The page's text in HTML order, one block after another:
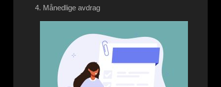
Månedlige avdrag